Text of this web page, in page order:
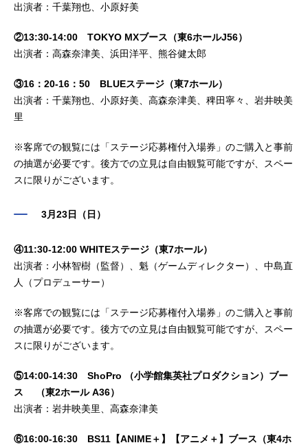
出演者：千葉翔也、小原好美
②13:30-14:00 TOKYO MXブース（東6ホールJ56）
出演者：高森奈津美、浜田洋平、熊谷健太郎
③16：20-16：50 BLUEステージ（東7ホール）
出演者：千葉翔也、小原好美、高森奈津美、稗田寧々、岩井映美
里
※客席での観覧には「ステージ応募権付入場券」のご購入と事前
の抽選が必要です。後方での立見は自由観覧可能ですが、スペー
スに限りがございます。
3月23日（日）
④11:30-12:00 WHITEステージ（東7ホール）
出演者：小林智樹（監督）、魁（ゲームディレクター）、中島直
人（プロデューサー）
※客席での観覧には「ステージ応募権付入場券」のご購入と事前
の抽選が必要です。後方での立見は自由観覧可能ですが、スペー
スに限りがございます。
⑤14:00-14:30 ShoPro （小学館集英社プロダクション）ブー
ス （東2ホール A36）
出演者：岩井映美里、高森奈津美
⑥16:00-16:30 BS11【ANIME＋】【アニメ＋】ブース（東4ホ